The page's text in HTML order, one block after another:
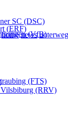
home news